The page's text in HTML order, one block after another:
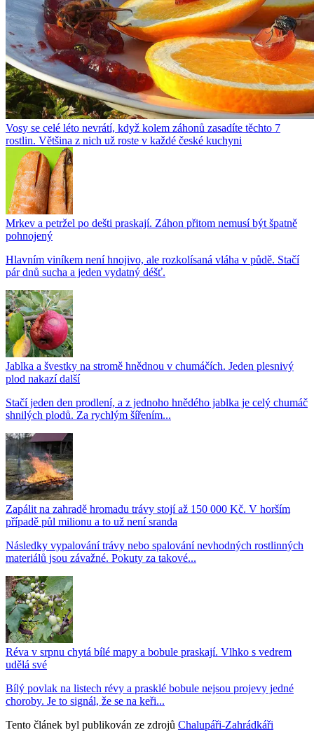
Vosy se celé léto nevrátí, když kolem záhonů zasadíte těchto 7
rostlin. Většina z nich už roste v každé české kuchyni
Mrkev a petržel po dešti praskají. Záhon přitom nemusí být špatně
pohnojený
Hlavním viníkem není hnojivo, ale rozkolísaná vláha v půdě. Stačí
pár dnů sucha a jeden vydatný déšť.
Jablka a švestky na stromě hnědnou v chumáčích. Jeden plesnivý
plod nakazí další
Stačí jeden den prodlení, a z jednoho hnědého jablka je celý chumáč
shnilých plodů. Za rychlým šířením...
Zapálit na zahradě hromadu trávy stojí až 150 000 Kč. V horším
případě půl milionu a to už není sranda
Následky vypalování trávy nebo spalování nevhodných rostlinných
materiálů jsou závažné. Pokuty za takové...
Réva v srpnu chytá bílé mapy a bobule praskají. Vlhko s vedrem
udělá své
Bílý povlak na listech révy a prasklé bobule nejsou projevy jedné
choroby. Je to signál, že se na keři...
Tento článek byl publikován ze zdrojů Chalupáři-Zahrádkáři